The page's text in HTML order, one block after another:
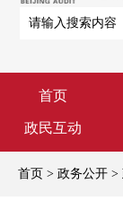
首页
政民互动
首页 > 政务公开 >